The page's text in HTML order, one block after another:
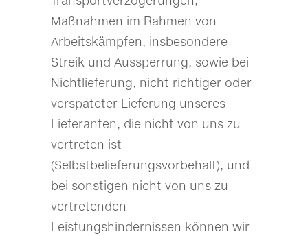
Maßnahmen im Rahmen von
Arbeitskämpfen, insbesondere
Streik und Aussperrung, sowie bei
Nichtlieferung, nicht richtiger oder
verspäteter Lieferung unseres
Lieferanten, die nicht von uns zu
vertreten ist
(Selbstbelieferungsvorbehalt), und
bei sonstigen nicht von uns zu
vertretenden
Leistungshindernissen können wir